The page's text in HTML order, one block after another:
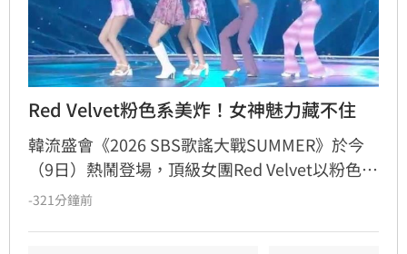
Red Velvet粉色系美炸！女神魅力藏不住
韓流盛會《2026 SBS歌謠大戰SUMMER》於今
（9日）熱鬧登場，頂級女團Red Velvet以粉色系
精緻造型驚艷亮相，展現夏日女王強大氣場。此
-321分鐘前